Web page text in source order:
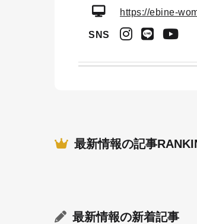
https://ebine-
SNS
最新情報の記事
最新情報の新着記事